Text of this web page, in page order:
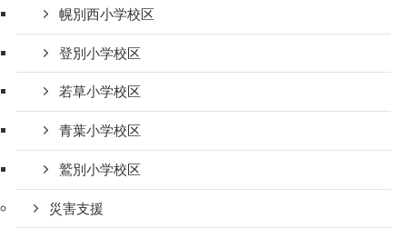
幌別西小学校区
登別小学校区
若草小学校区
青葉小学校区
鷲別小学校区
災害支援